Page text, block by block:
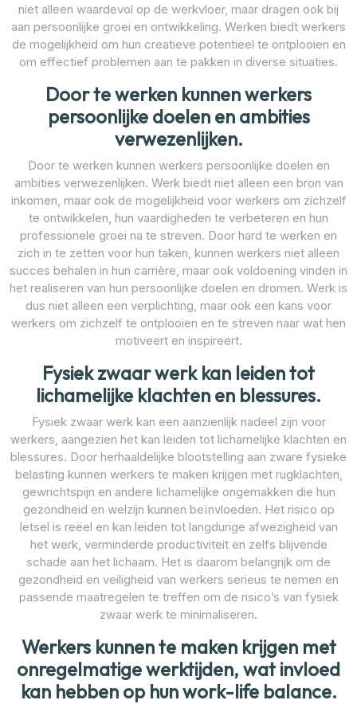
niet alleen waardevol op de werkvloer, maar dragen ook bij
aan persoonlijke groei en ontwikkeling. Werken biedt werkers
de mogelijkheid om hun creatieve potentieel te ontplooien en
om effectief problemen aan te pakken in diverse situaties.
Door te werken kunnen werkers
persoonlijke doelen en ambities
verwezenlijken.
Door te werken kunnen werkers persoonlijke doelen en
ambities verwezenlijken. Werk biedt niet alleen een bron van
inkomen, maar ook de mogelijkheid voor werkers om zichzelf
te ontwikkelen, hun vaardigheden te verbeteren en hun
professionele groei na te streven. Door hard te werken en
zich in te zetten voor hun taken, kunnen werkers niet alleen
succes behalen in hun carrière, maar ook voldoening vinden in
het realiseren van hun persoonlijke doelen en dromen. Werk is
dus niet alleen een verplichting, maar ook een kans voor
werkers om zichzelf te ontplooien en te streven naar wat hen
motiveert en inspireert.
Fysiek zwaar werk kan leiden tot
lichamelijke klachten en blessures.
Fysiek zwaar werk kan een aanzienlijk nadeel zijn voor
werkers, aangezien het kan leiden tot lichamelijke klachten en
blessures. Door herhaaldelijke blootstelling aan zware fysieke
belasting kunnen werkers te maken krijgen met rugklachten,
gewrichtspijn en andere lichamelijke ongemakken die hun
gezondheid en welzijn kunnen beïnvloeden. Het risico op
letsel is reëel en kan leiden tot langdurige afwezigheid van
het werk, verminderde productiviteit en zelfs blijvende
schade aan het lichaam. Het is daarom belangrijk om de
gezondheid en veiligheid van werkers serieus te nemen en
passende maatregelen te treffen om de risico’s van fysiek
zwaar werk te minimaliseren.
Werkers kunnen te maken krijgen met
onregelmatige werktijden, wat invloed
kan hebben op hun work-life balance.